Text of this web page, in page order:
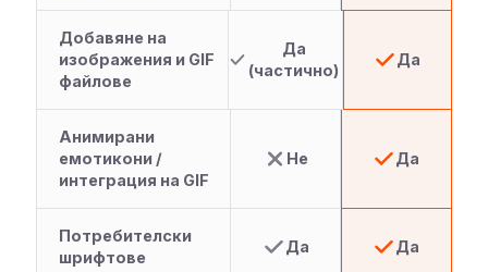
Добавяне на
изображения и GIF
файлове
Да
(частично)
Да
Анимирани
емотикони /
интеграция на GIF
Не Да
Потребителски
шрифтове
Да Да